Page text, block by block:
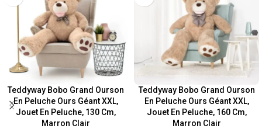
Teddyway Bobo Grand Ourson
En Peluche Ours Géant XXL,
Jouet En Peluche, 130 Cm,
Marron Clair
Teddyway Bobo Grand Ourson
En Peluche Ours Géant XXL,
Jouet En Peluche, 160 Cm,
Marron Clair